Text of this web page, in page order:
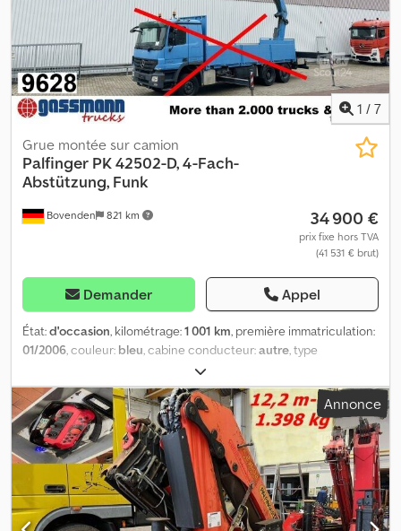
INTERMÉDIAIRE ET D'ERREURS ! Dsdpomrtt Njfx An Ejck
1 / 7
Bovenden 821 km
Grue montée sur camion
Palfinger PK 42502-D, 4-Fach-
Abstützung, Funk
34 900 €
prix fixe hors TVA
(41 531 € brut)
Demander Appel
État:d'occasion, kilométrage:1 001 km, première immatriculation:
01/2006, couleur: bleu, cabine conducteur:autre, type
, Année de construction:
grue, verrouillage centralisé, Localisation du véhicule :
Bovenden, grue arrière, arrêt d'urgence, commande de grappin,
repliable, stabilisateurs hydrauliques 4 points, commande radio, 5
rallonges hydrauliques. Carrosserie : grue arrière Palfinger PK
42502-D avec commande à distance et stabilisation 4 points.
Diagramme de charge : max. 13 140 kg, 4,4 m - 8 820 kg, 5,9 m - 6
430 kg, 7,8 m - 4 650 kg, 9,9 m - 3 610 kg, 12 m - 2 930 kg, 14,3 m - 2
440 kg ! INDICATIONS SUR LES ACCESSOIRES SANS GARANTIE,
Annonce